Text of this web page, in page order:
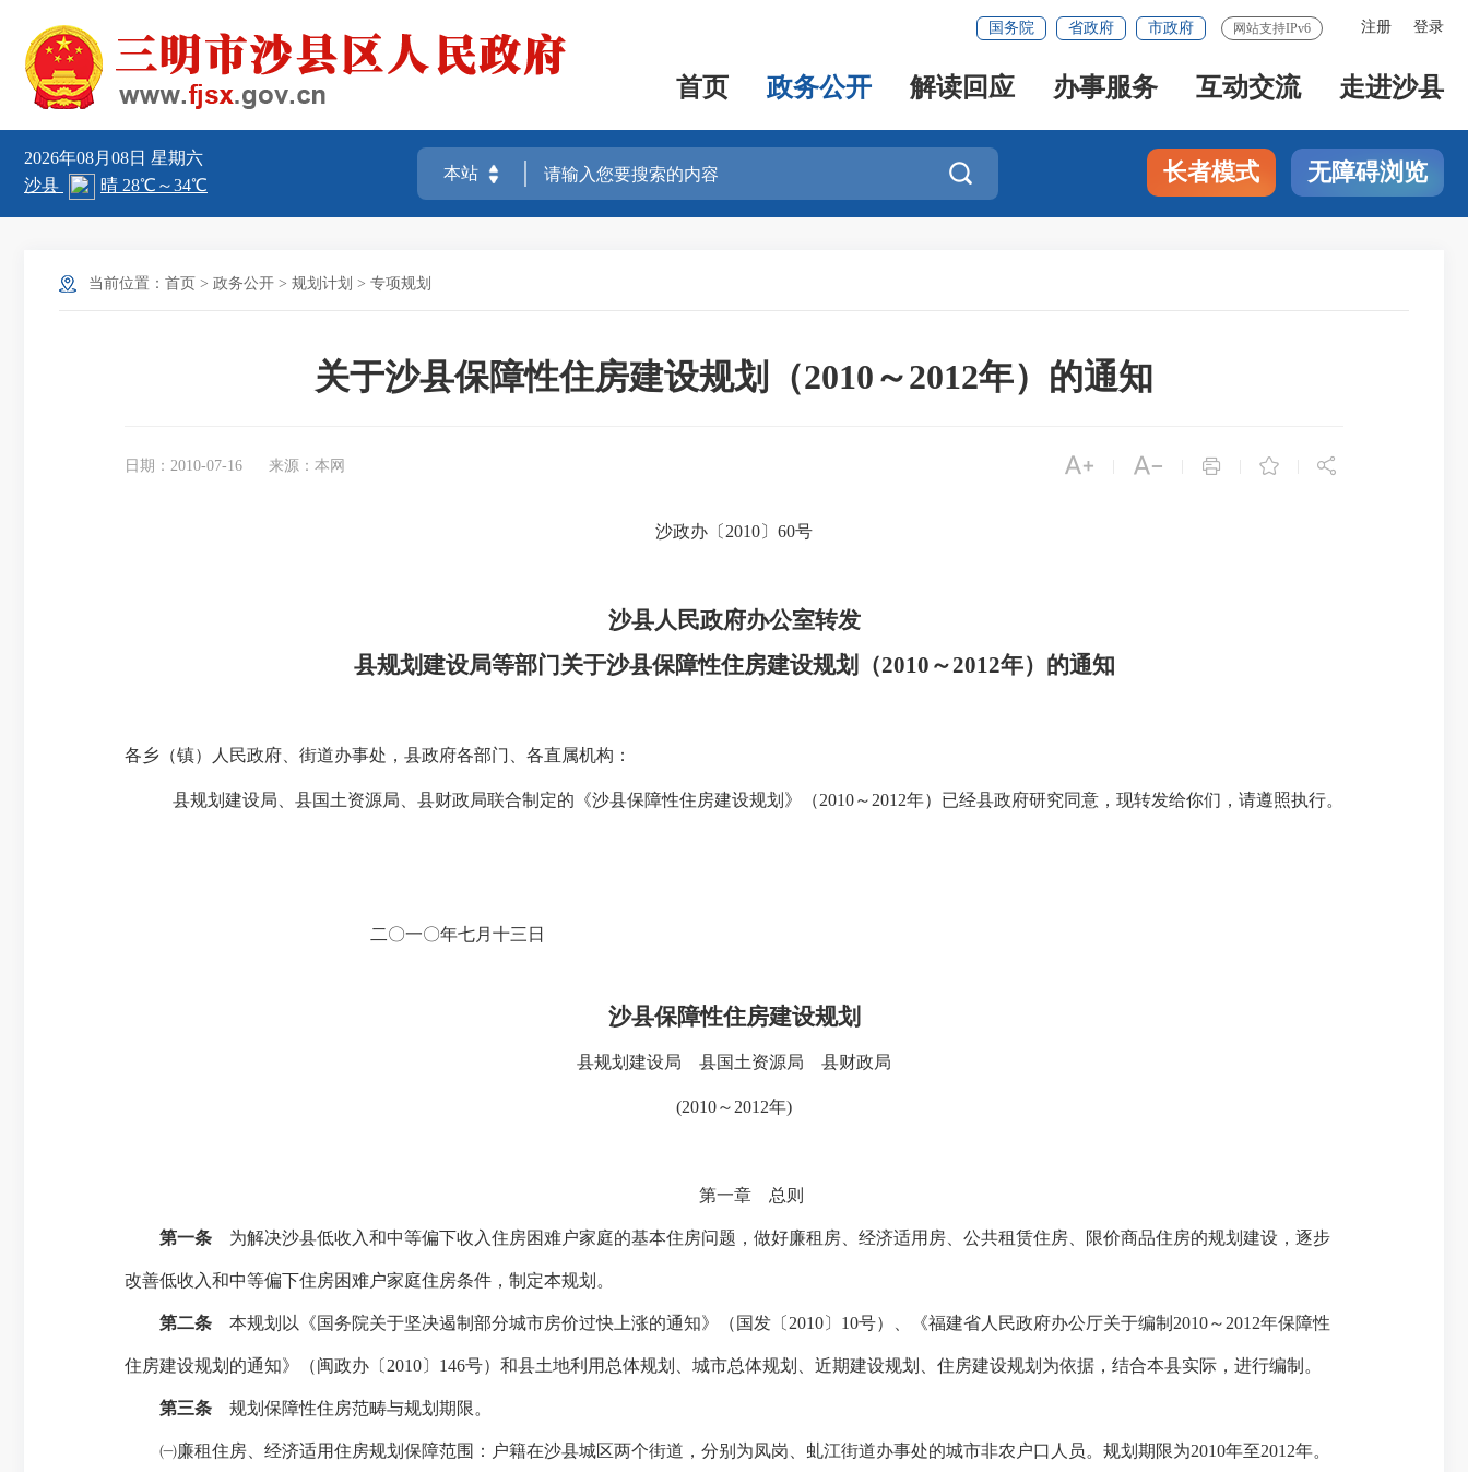
注册 登录
国务院 省政府 市政府 网站支持IPv6
首页 政务公开 解读回应 办事服务 互动交流 走进沙县
2026年08月08日 星期六
 长者模式 无障碍浏览
当前位置： 首页 > 政务公开 > 规划计划 > 专项规划
关于沙县保障性住房建设规划（2010～2012年）的通知
日期：2010-07-16 来源：本网     
沙政办〔 2010〕 60号
沙县人民政府办公室转发
县规划建设局等部门关于沙县保障性住房建设规划（2010 ～2012年）的通知
各乡（镇）人民政府、街道办事处，县政府各部门、各直属机构：
县规划建设局、县国土资源局、县财政局联合制定的《沙县保障性住房建设规划》（2010～ 2012年）已经县政府研究同意，现转发给你们，请遵照执行。
二〇一〇年七月十三 日
沙县保障性住房建设规划
县规划建设局 县国土资源局 县财政局
(2010～ 2012年)
第一章 总则
第一条 为解决沙县低收入和中等偏下收入住房困难户家庭的基本住房问题，做好廉租房、经济适用房、公共租赁住房、限价商品住房的规划建设，逐步
改善低收入和中等偏下住房困难户家庭住房条件，制定本规划。
第二条 本规划以《国务院关于坚决遏制部分城市房价过快上涨的通知》（国发〔 2010〕 10号）、《福建省人民政府办公厅关于编制 2010～ 2012年保障性
住房建设规划的通知》（闽政办〔 2010〕 146号）和县土地利用总体规划、城市总体规划、近期建设规划、住房建设规划为依据，结合本县实际，进行编制。
第三条 规划保障性住房范畴与规划期限。
㈠廉租住房、经济适用住房规划保障范围：户籍在沙县城区两个街道，分别为凤岗、虬江街道办事处的城市非农户口人员。规划期限为2010年至2012年。